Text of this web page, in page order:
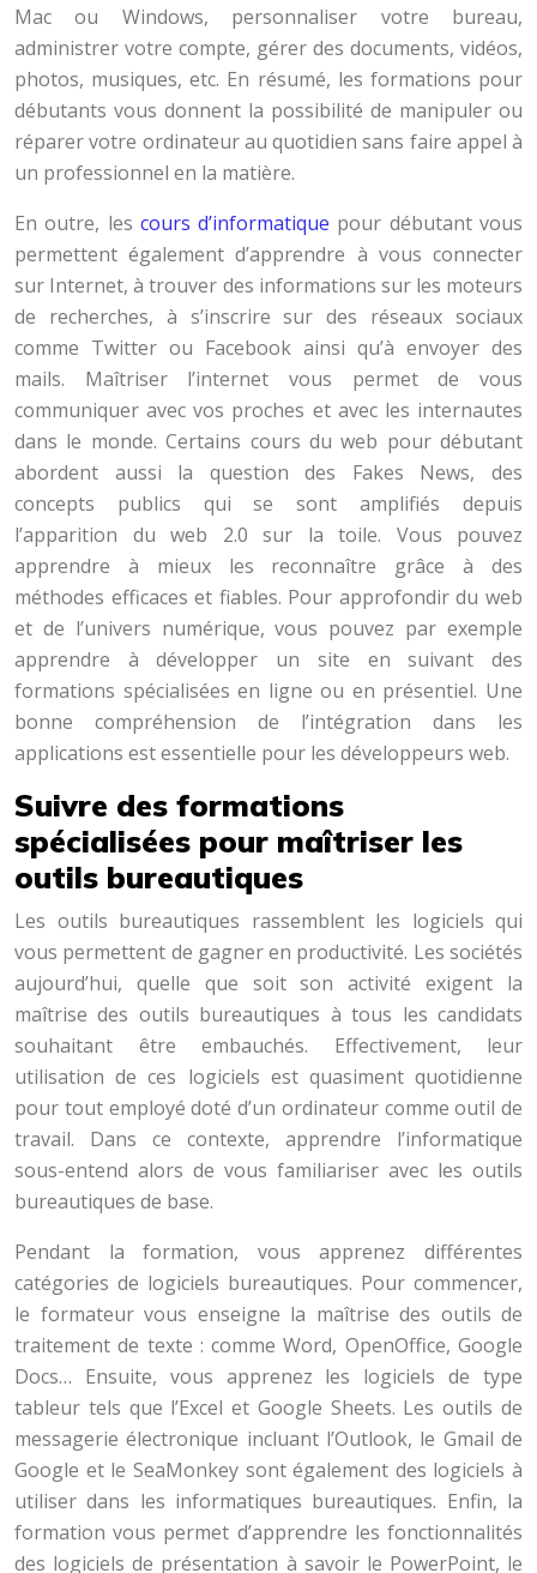
Mac ou Windows, personnaliser votre bureau,
administrer votre compte, gérer des documents, vidéos,
photos, musiques, etc. En résumé, les formations pour
débutants vous donnent la possibilité de manipuler ou
réparer votre ordinateur au quotidien sans faire appel à
un professionnel en la matière.
En outre, les cours d’informatique pour débutant vous
permettent également d’apprendre à vous connecter
sur Internet, à trouver des informations sur les moteurs
de recherches, à s’inscrire sur des réseaux sociaux
comme Twitter ou Facebook ainsi qu’à envoyer des
mails. Maîtriser l’internet vous permet de vous
communiquer avec vos proches et avec les internautes
dans le monde. Certains cours du web pour débutant
abordent aussi la question des Fakes News, des
concepts publics qui se sont amplifiés depuis
l’apparition du web 2.0 sur la toile. Vous pouvez
apprendre à mieux les reconnaître grâce à des
méthodes efficaces et fiables. Pour approfondir du web
et de l’univers numérique, vous pouvez par exemple
apprendre à développer un site en suivant des
formations spécialisées en ligne ou en présentiel. Une
bonne compréhension de l’intégration dans les
applications est essentielle pour les développeurs web.
Suivre des formations
spécialisées pour maîtriser les
outils bureautiques
Les outils bureautiques rassemblent les logiciels qui
vous permettent de gagner en productivité. Les sociétés
aujourd’hui, quelle que soit son activité exigent la
maîtrise des outils bureautiques à tous les candidats
souhaitant être embauchés. Effectivement, leur
utilisation de ces logiciels est quasiment quotidienne
pour tout employé doté d’un ordinateur comme outil de
travail. Dans ce contexte, apprendre l’informatique
sous-entend alors de vous familiariser avec les outils
bureautiques de base.
Pendant la formation, vous apprenez différentes
catégories de logiciels bureautiques. Pour commencer,
le formateur vous enseigne la maîtrise des outils de
traitement de texte : comme Word, OpenOffice, Google
Docs… Ensuite, vous apprenez les logiciels de type
tableur tels que l’Excel et Google Sheets. Les outils de
messagerie électronique incluant l’Outlook, le Gmail de
Google et le SeaMonkey sont également des logiciels à
utiliser dans les informatiques bureautiques. Enfin, la
formation vous permet d’apprendre les fonctionnalités
des logiciels de présentation à savoir le PowerPoint, le